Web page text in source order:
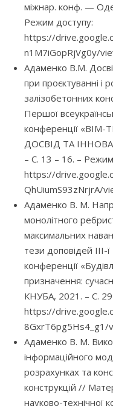
міжнар. конф. —
Режим доступу:
https://
n1M7iGopRjVg0y/
Адаменко В.М.
при проєктуванні і
залізобетонних
Першої
конференції
ДОСВІД ТА
– С. 13 – 16. –
https://
QhUiumS93zNrjrA/
Адаменко В. М.
монолітного
максимальних
тези доповідей
конференції
призначення:
КНУБА, 2021. – С.
https://
8GxrT6pg5Hs4_g1/
Адаменко В. М.
інформаційного
розрахунках та
конструкцій //
науково-технічної